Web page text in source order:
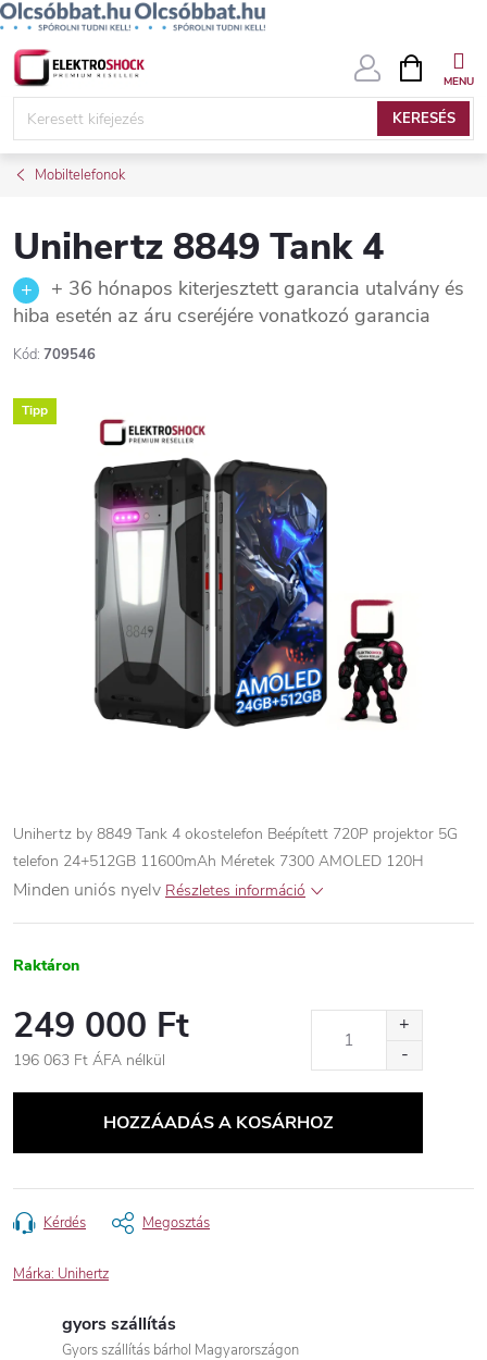
Ugrás
KERESÉS
KOSÁR
Mobiltelefonok
Unihertz 8849 Tank 4
+ 36 hónapos kiterjesztett garancia utalvány és
hiba esetén az áru cseréjére vonatkozó garancia
Kód: 709546
Tipp
Unihertz by 8849 Tank 4 okostelefon Beépített 720P projektor 5G
telefon 24+512GB 11600mAh Méretek 7300 AMOLED 120H
Minden uniós nyelv Részletes információ
Raktáron
249 000 Ft
196 063 Ft ÁFA nélkül
HOZZÁADÁS A KOSÁRHOZ
Kérdés Megosztás
Márka: Unihertz
gyors szállítás
Gyors szállítás bárhol Magyarországon